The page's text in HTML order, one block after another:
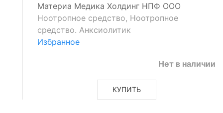
Материа Медика Холдинг НПФ ООО
Ноотропное средство, Ноотропное
средство. Анксиолитик
Избранное
Нет в наличии
КУПИТЬ